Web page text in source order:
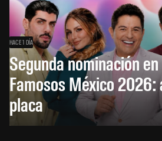
HACE 1 DÍA
Segunda nominación
Famosos México 2026:
placa